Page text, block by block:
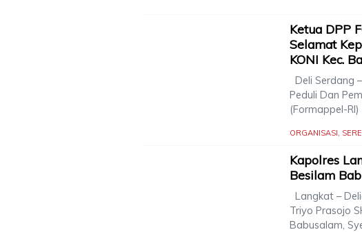
Ketua DPP
Selamat
KONI Kec.
Deli Serdang
Peduli Dan
(Formappel-
ORGANISASI,
Kapolres
Besilam
Langkat –
Triyo Prasojo
Babusalam,